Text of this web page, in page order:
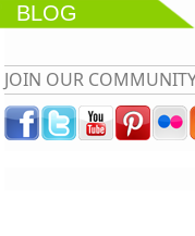
BLOG
JOIN OUR